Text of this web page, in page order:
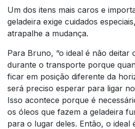
Um dos itens mais caros e
geladeira exige cuidados
atrapalhe a mudança.
Para Bruno, “o ideal é não deitar
durante o transporte porque
ficar em posição diferente da
será preciso esperar para ligar
Isso acontece porque é
os óleos que fazem a geladeira
para o lugar deles. Então, o ideal